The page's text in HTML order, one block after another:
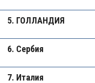
5. ГОЛЛАНДИЯ
6. Сербия
7. Италия